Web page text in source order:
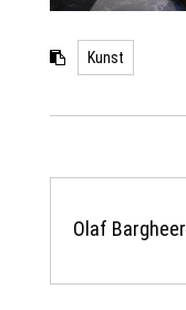
Kunst
Olaf Bargheer